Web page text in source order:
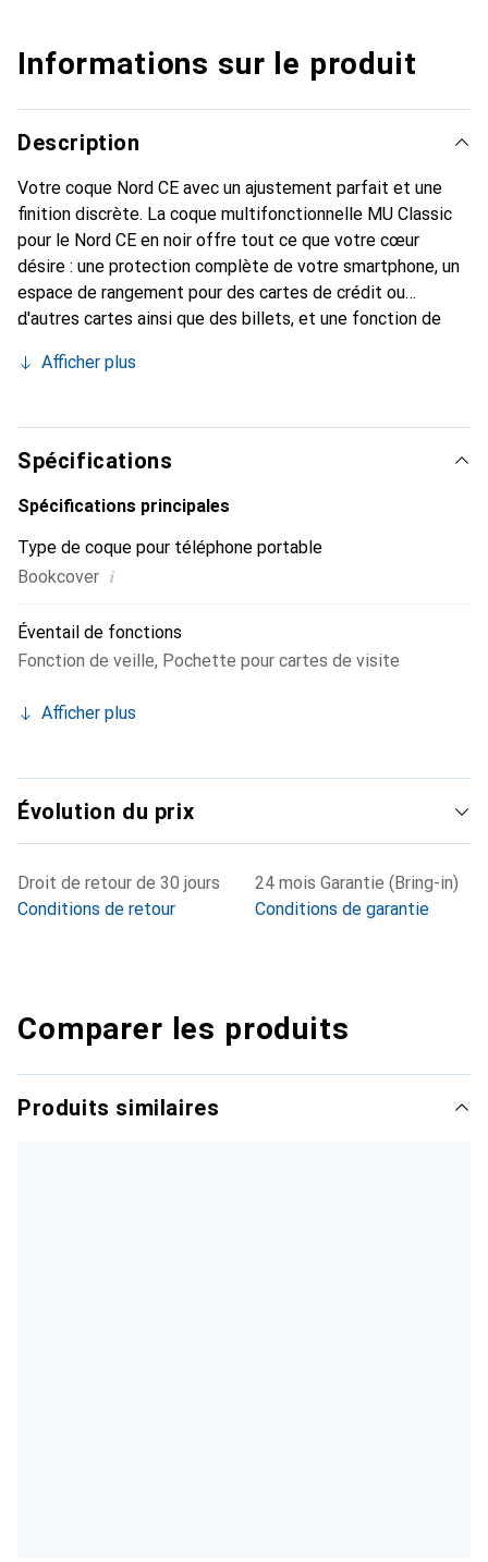
Informations sur le produit
Description
Votre coque Nord CE avec un ajustement parfait et une
finition discrète. La coque multifonctionnelle MU Classic
pour le Nord CE en noir offre tout ce que votre cœur
désire : une protection complète de votre smartphone, un
espace de rangement pour des cartes de crédit ou
d'autres cartes ainsi que des billets, et une fonction de
Nord CE en toute sécurité et regarder des vidéos
coque en livre noire confère à votre smartphone un aspect
classique en cuir. Grâce à la fermeture magnétique, cette
coque Nord CE protège votre appareil dans toutes les
situations. Néanmoins, toutes les fonctions de votre
possible de téléphoner sans problème avec la coque
fermée.
Afficher plus
Spécifications
Spécifications principales
Type de coque pour téléphone portable
Bookcover i
Éventail de fonctions
Fonction de veille, Pochette pour cartes de visite
Afficher plus
Évolution du prix
Droit de retour de 30 jours
Conditions de retour
24 mois Garantie (Bring-in)
Conditions de garantie
Comparer les produits
Produits similaires